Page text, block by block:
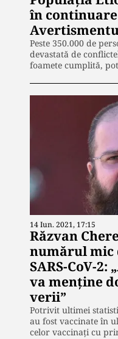
în
Peste 350.000 de
devastată de
foamete cumplită,
14 Iun. 2021, 17:15
Răzvan
numărul mic
SARS-CoV-2:
va menține
verii”
Potrivit ultimei
au fost vaccinate în
celor vaccinați cu